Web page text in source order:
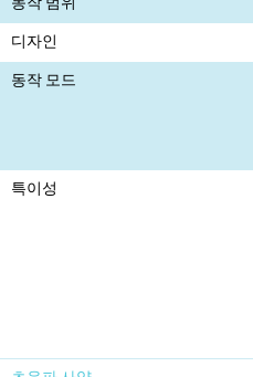
디자인
동작 모드
특이성